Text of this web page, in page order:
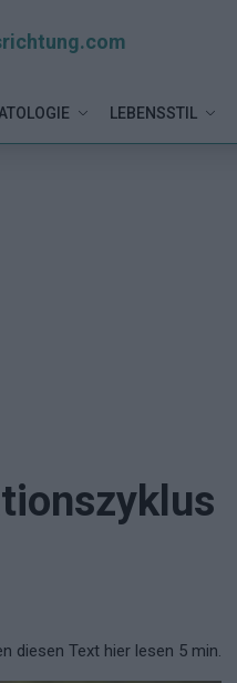
LEBENSSTIL
diesen Text hier lesen 5 min.